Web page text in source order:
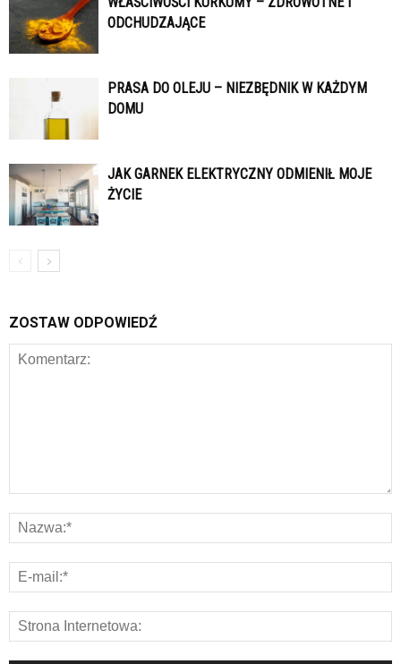
ODCHUDZAJĄCE
PRASA DO OLEJU – NIEZBĘDNIK W KAŻDYM
DOMU
JAK GARNEK ELEKTRYCZNY ODMIENIŁ MOJE
ŻYCIE
ZOSTAW ODPOWIEDŹ